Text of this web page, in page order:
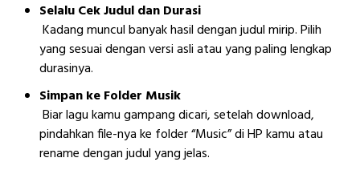
Selalu Cek Judul dan Durasi
Kadang muncul banyak hasil dengan judul mirip. Pilih
yang sesuai dengan versi asli atau yang paling lengkap
durasinya.
Simpan ke Folder Musik
Biar lagu kamu gampang dicari, setelah download,
pindahkan file-nya ke folder “Music” di HP kamu atau
rename dengan judul yang jelas.